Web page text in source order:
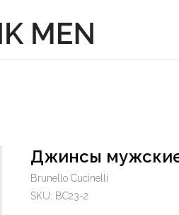
Джинсы
Brunello Cucinelli
SKU: BC23-2